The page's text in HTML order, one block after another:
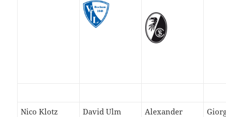
Nico Klotz David Ulm
Alexander